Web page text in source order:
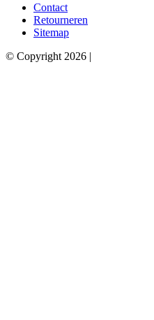
Contact
Retourneren
Sitemap
© Copyright 2026 |